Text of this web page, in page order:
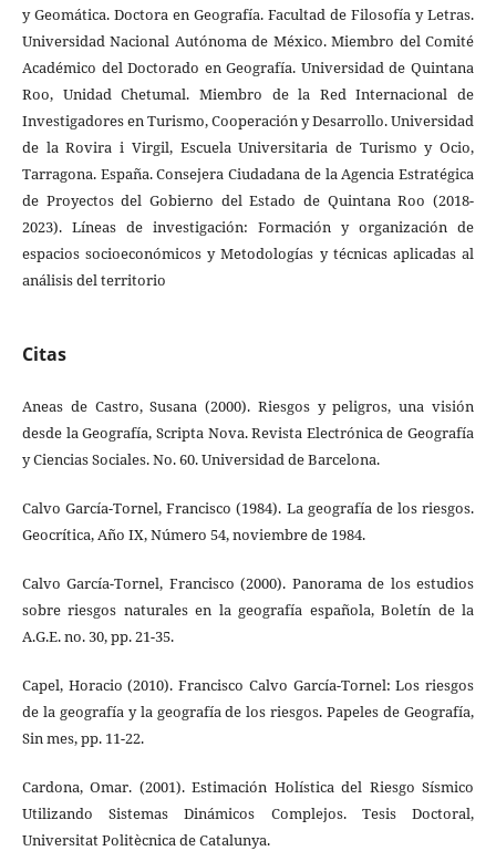
y Geomática. Doctora en Geografía. Facultad de Filosofía y Letras.
Universidad Nacional Autónoma de México. Miembro del Comité
Académico del Doctorado en Geografía. Universidad de Quintana
Roo, Unidad Chetumal. Miembro de la Red Internacional de
Investigadores en Turismo, Cooperación y Desarrollo. Universidad
de la Rovira i Virgil, Escuela Universitaria de Turismo y Ocio,
Tarragona. España. Consejera Ciudadana de la Agencia Estratégica
de Proyectos del Gobierno del Estado de Quintana Roo (2018-
2023). Líneas de investigación: Formación y organización de
espacios socioeconómicos y Metodologías y técnicas aplicadas al
análisis del territorio
Citas
Aneas de Castro, Susana (2000). Riesgos y peligros, una visión
desde la Geografía, Scripta Nova. Revista Electrónica de Geografía
y Ciencias Sociales. No. 60. Universidad de Barcelona.
Calvo García-Tornel, Francisco (1984). La geografía de los riesgos.
Geocrítica, Año IX, Número 54, noviembre de 1984.
Calvo García-Tornel, Francisco (2000). Panorama de los estudios
sobre riesgos naturales en la geografía española, Boletín de la
A.G.E. no. 30, pp. 21-35.
Capel, Horacio (2010). Francisco Calvo García-Tornel: Los riesgos
de la geografía y la geografía de los riesgos. Papeles de Geografía,
Sin mes, pp. 11-22.
Cardona, Omar. (2001). Estimación Holística del Riesgo Sísmico
Utilizando Sistemas Dinámicos Complejos. Tesis Doctoral,
Universitat Politècnica de Catalunya.